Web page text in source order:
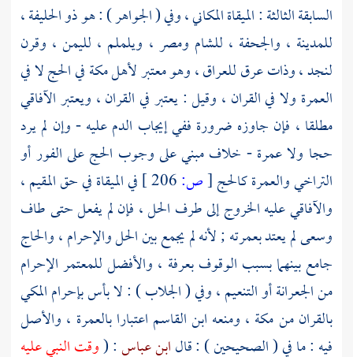
السابقة الثالثة : الميقاة المكاني ، وفي ( الجواهر ) : هوذو الحليفة،
للمدينة ، والجحفة ، للشام ومصر ، ويلملم ، لليمن ، وقرن
لنجد،وذات عرقللعراق، وهو معتبرلأهلمكةفي الحج لا في
العمرة ولا في القران ، وقيل : يعتبر في القران ، ويعتبر الآفاقي
مطلقا ، فإن جاوزه ضرورة ففي إيجاب الدم عليه - وإن لم يرد
حجا ولا عمرة - خلاف مبني على وجوب الحج على الفور أو
التراخي والعمرة كالحج[ص:
في الميقاة في حق المقيم ،
والآفاقي عليه الخروج إلى طرف الحل ، فإن لم يفعل حتى طاف
وسعى لم يعتد بعمرته ; لأنه لم يجمع بين الحل والإحرام ، والحاج
جامع بينهما بسبب الوقوفبعرفة ، والأفضل للمعتمر الإحرام
منالجعرانةأوالتنعيم، وفي ( الجلاب ) : لا بأس بإحرام المكي
بالقران منمكة ، ومنعه ابن القاسم اعتبارا بالعمرة ، والأصل
فيه : ما في ( الصحيحين ) : قالابن عباس: (وقت النبي عليه